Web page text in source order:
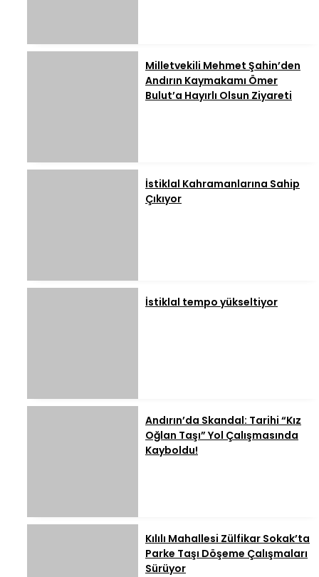
Milletvekili Mehmet Şahin’den
Andırın Kaymakamı Ömer
Bulut’a Hayırlı Olsun Ziyareti
İstiklal Kahramanlarına Sahip
Çıkıyor
İstiklal tempo yükseltiyor
Andırın’da Skandal: Tarihi “Kız
Oğlan Taşı” Yol Çalışmasında
Kayboldu!
Kılılı Mahallesi Zülfikar Sokak’ta
Parke Taşı Döşeme Çalışmaları
Sürüyor